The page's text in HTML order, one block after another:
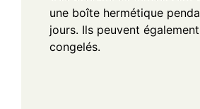
une boîte hermétique
jours. Ils peuvent
congelés.